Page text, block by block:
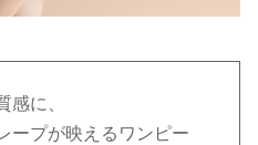
感に、
ープが映えるワンピー